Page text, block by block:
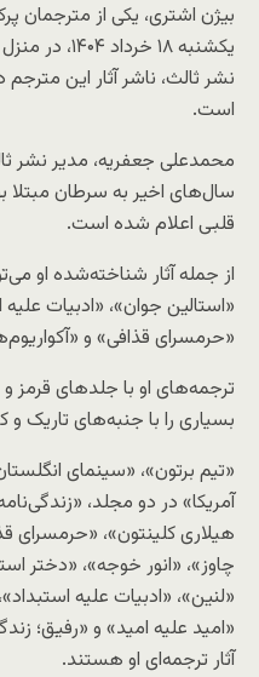
بیژن اشتری، یکی از مترجمان
یکشنبه ۱۸
نشر ثالث، ناشر آثار این
است.
محمدعلی جعفریه، مدیر نشر
سال‌های اخیر به سرطان
قلبی اعلام شده است.
«استالین جوان»، «ادبیات علیه
«حرمسرای قذافی» و
ترجمه‌های او با جلدهای
بسیاری را با جنبه‌های تاریک و
«تیم برتون»، «سینمای
آمریکا» در دو مجلد،
هیلاری کلینتون»، «حرمسرای
چاوز»، «انور خوجه»، «دختر
«لنین»‌، «ادبیات علیه
«امید علیه امید» و «رفیق؛
آثار ترجمه‌ای او هستند.